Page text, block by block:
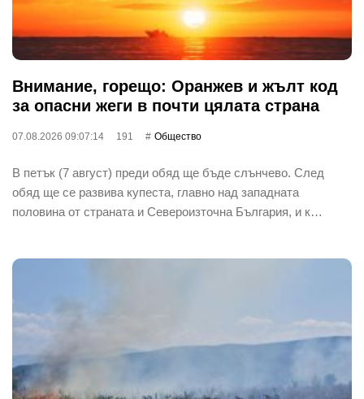
Внимание, горещо: Оранжев и жълт код
за опасни жеги в почти цялата страна
07.08.2026 09:07:14 191 Общество
В петък (7 август) преди обяд ще бъде слънчево. След
обяд ще се развива купеста, главно над западната
половина от страната и Североизточна България, и к…